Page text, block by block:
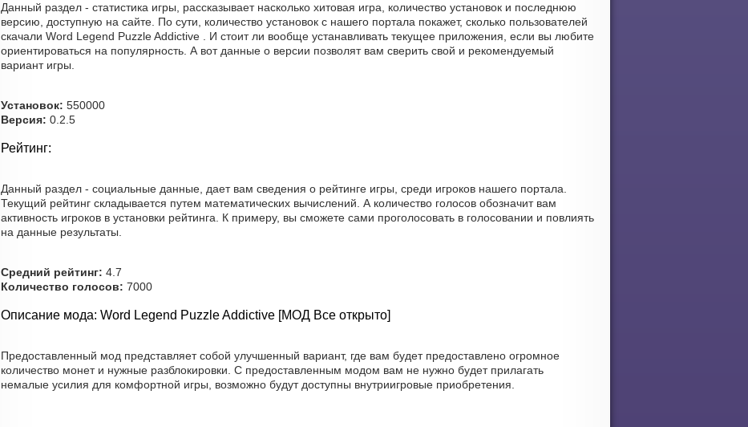
Данный раздел - статистика игры, рассказывает насколько хитовая игра, количество установок и последнюю
версию, доступную на сайте. По сути, количество установок с нашего портала покажет, сколько пользователей
скачали Word Legend Puzzle Addictive . И стоит ли вообще устанавливать текущее приложения, если вы любите
ориентироваться на популярность. А вот данные о версии позволят вам сверить свой и рекомендуемый
вариант игры.
Установок: 550000
Версия: 0.2.5
Рейтинг:
Данный раздел - социальные данные, дает вам сведения о рейтинге игры, среди игроков нашего портала.
Текущий рейтинг складывается путем математических вычислений. А количество голосов обозначит вам
активность игроков в установки рейтинга. К примеру, вы сможете сами проголосовать в голосовании и повлиять
на данные результаты.
Средний рейтинг: 4.7
Количество голосов: 7000
Описание мода: Word Legend Puzzle Addictive [МОД Все открыто]
Предоставленный мод представляет собой улучшенный вариант, где вам будет предоставлено огромное
количество монет и нужные разблокировки. С предоставленным модом вам не нужно будет прилагать
немалые усилия для комфортной игры, возможно будут доступны внутриигровые приобретения.